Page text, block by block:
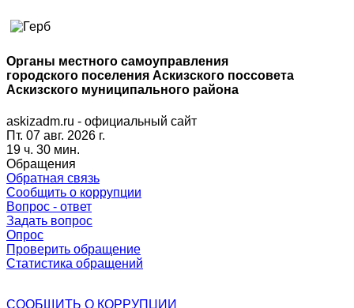
Органы местного самоуправления
городского поселения Аскизского поссовета
Аскизского муниципального района
askizadm.ru - официальный сайт
Пт. 07 авг. 2026 г.
19 ч. 30 мин.
Обращения
Обратная связь
Сообщить о коррупции
Вопрос - ответ
Задать вопрос
Опрос
Проверить обращение
Статистика обращений
СООБЩИТЬ О КОРРУПЦИИ